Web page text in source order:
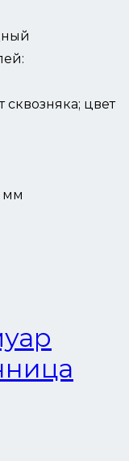
сквозняка; цвет
мм